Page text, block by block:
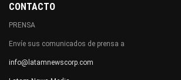
CONTACTO
PRENSA
Envíe sus comunicados de prensa a
info@latamnewscorp.com